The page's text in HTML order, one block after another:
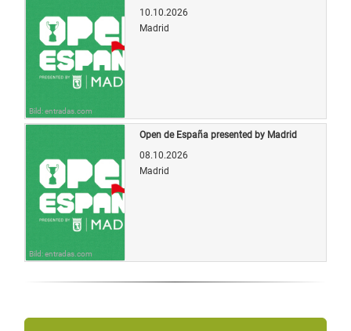
Bild: entradas.com
10.10.2026
Madrid
Bild: entradas.com
Open de España presented by Madrid
08.10.2026
Madrid